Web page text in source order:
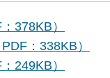
378KB）
：338KB）
249KB）